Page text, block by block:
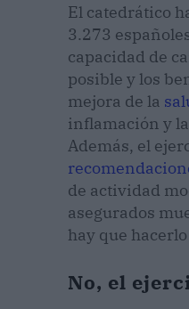
El catedrático
3.273
capacidad de
posible y los
mejora de la
inflamación y
Además, el
de actividad
asegurados
hay que
No, el